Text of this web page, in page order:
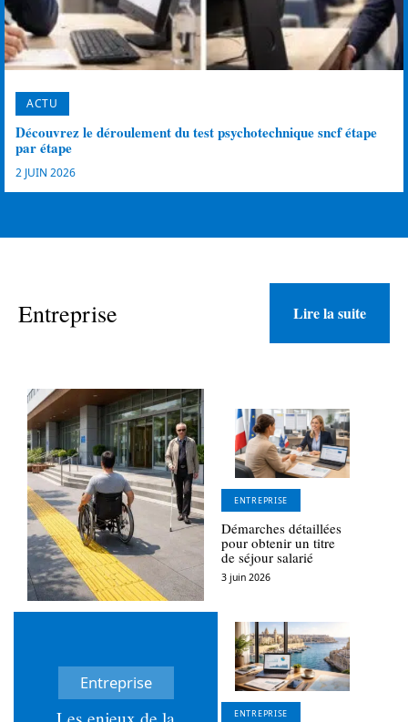
ACTU
Découvrez le déroulement du test psychotechnique sncf étape
par étape
2 JUIN 2026
Entreprise Lire la suite
Entreprise
ENTREPRISE
Démarches détaillées
pour obtenir un titre
de séjour salarié
3 juin 2026
ENTREPRISE